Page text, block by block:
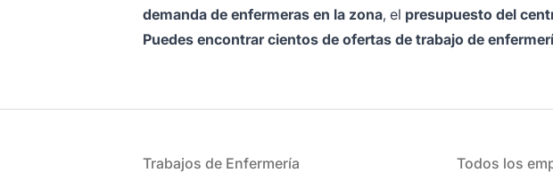
demanda de enfermeras en la zona, el presupuesto del
Puedes encontrar cientos de ofertas de trabajo de
Trabajos de Enfermería
Todos los